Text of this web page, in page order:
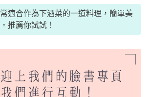
適合作為下酒菜的一道料理，簡單美
推薦你試試！